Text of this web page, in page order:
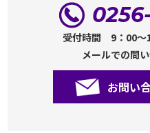
受付時間 9：00～
メールでの問
お問い